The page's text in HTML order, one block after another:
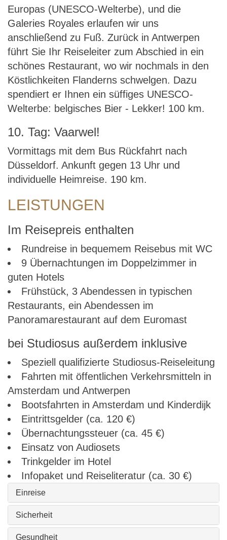
Europas (UNESCO-Welterbe), und die
Galeries Royales erlaufen wir uns
anschließend zu Fuß. Zurück in Antwerpen
führt Sie Ihr Reiseleiter zum Abschied in ein
schönes Restaurant, wo wir nochmals in den
Köstlichkeiten Flanderns schwelgen. Dazu
spendiert er Ihnen ein süffiges UNESCO-
Welterbe: belgisches Bier - Lekker! 100 km.
10. Tag: Vaarwel!
Vormittags mit dem Bus Rückfahrt nach
Düsseldorf. Ankunft gegen 13 Uhr und
individuelle Heimreise. 190 km.
LEISTUNGEN
Im Reisepreis enthalten
Rundreise in bequemem Reisebus mit WC
9 Übernachtungen im Doppelzimmer in
guten Hotels
Frühstück, 3 Abendessen in typischen
Restaurants, ein Abendessen im
Panoramarestaurant auf dem Euromast
bei Studiosus außerdem inklusive
Speziell qualifizierte Studiosus-Reiseleitung
Fahrten mit öffentlichen Verkehrsmitteln in
Amsterdam und Antwerpen
Bootsfahrten in Amsterdam und Kinderdijk
Eintrittsgelder (ca. 120 €)
Übernachtungssteuer (ca. 45 €)
Einsatz von Audiosets
Trinkgelder im Hotel
Infopaket und Reiseliteratur (ca. 30 €)
Einreise
Sicherheit
Gesundheit